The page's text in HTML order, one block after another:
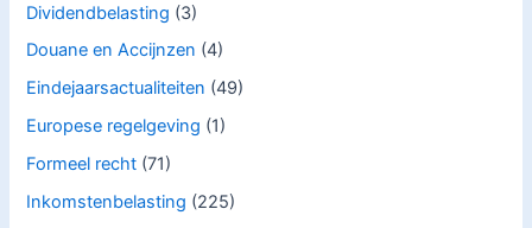
Dividendbelasting (3)
Douane en Accijnzen (4)
Eindejaarsactualiteiten (49)
Europese regelgeving (1)
Formeel recht (71)
Inkomstenbelasting (225)